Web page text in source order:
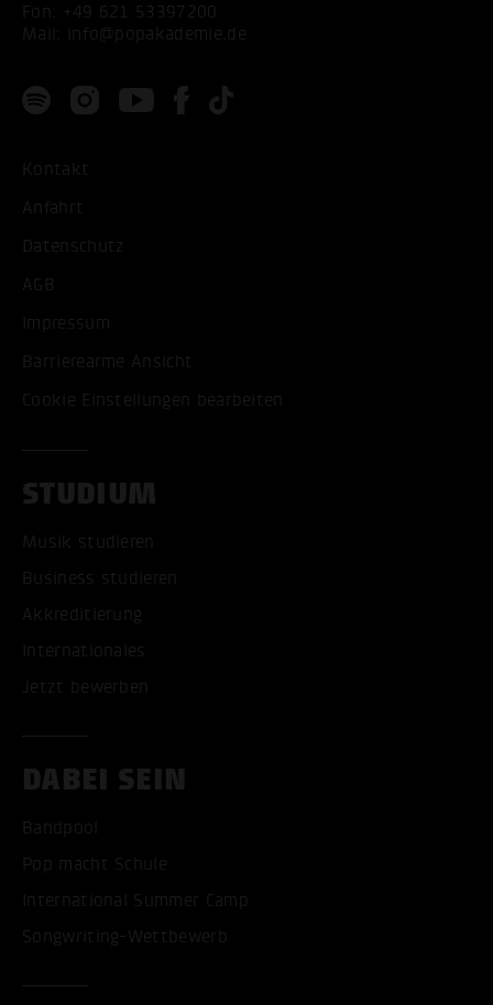
Fon:
+49 621 53397200
Mail:
info@popakademie.de
Kontakt
Anfahrt
Datenschutz
AGB
Impressum
Barrierearme Ansicht
Cookie Einstellungen bearbeiten
STUDIUM
Musik studieren
Business studieren
Akkreditierung
Internationales
Jetzt bewerben
DABEI SEIN
Bandpool
Pop macht Schule
International Summer Camp
Songwriting-Wettbewerb